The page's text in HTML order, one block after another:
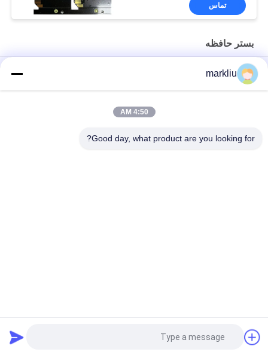
تماس
بستر حافظه
های حافظه
درخواست نقل قول
markliu
4:50 AM
Good day, what product are you looking for?